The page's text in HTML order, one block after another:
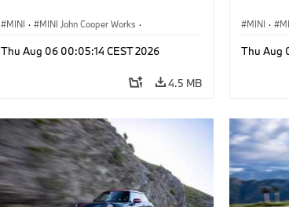
MINI · MINI John Cooper Works ·
Optional Extras, Accessories
Thu Aug 06 00:05:14 CEST 2026
4.5 MB
MINI ·
Optional
Thu Aug